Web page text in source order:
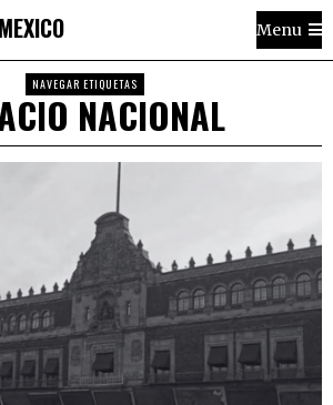
Menu
NAVEGAR ETIQUETAS
NACIONAL